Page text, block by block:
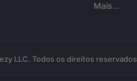
Mais...
LLC. Todos os direitos reservados